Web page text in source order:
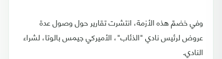
وفي خضمّ هذه الأزمة، انتشرت تقارير حول وصول عدة
عروض لرئيس نادي "الذئاب"، الأميركي جيمس بالوتا، لشراء
النادي.